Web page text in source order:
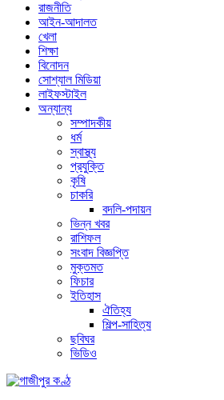
রাজনীতি
আইন-আদালত
খেলা
শিক্ষা
বিনোদন
সোশ্যাল মিডিয়া
লাইফস্টাইল
অন্যান্য
সম্পাদকীয়
ধর্ম
স্বাস্থ্য
প্রযুক্তি
কৃষি
চাকরি
বদলি-পদায়ন
ভিন্ন খবর
রাশিফল
সংবাদ বিজ্ঞপ্তি
মুক্তমত
ফিচার
ইতিহাস
ঐতিহ্য
শিল্প-সাহিত্য
ছবিঘর
ভিডিও